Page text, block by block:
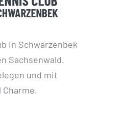
in Schwarzenbek
Sachsenwald.
und mit
Charme.